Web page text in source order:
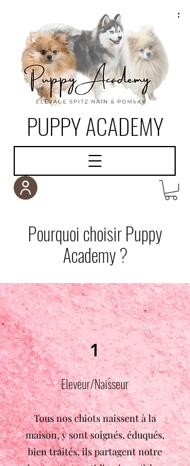
PUPPY ACADEMY
Pourquoi choisir Puppy
Academy ?
1
Eleveur/Naisseur
Tous nos chiots naissent à la
maison, y sont soignés, éduqués,
bien traités, ils partagent notre